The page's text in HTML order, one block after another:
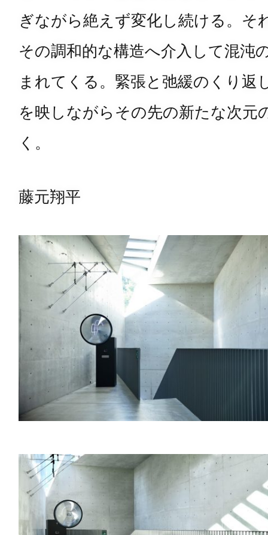
ぎながら絶えず変化し続ける。そ
その調和的な構造へ介入して混沌
まれてくる。緊張と弛緩のくり返
を映しながらその先の新たな次元
く。
藤元翔平